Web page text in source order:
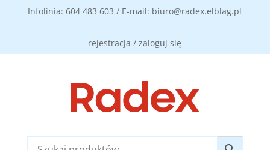
Infolinia: 604 483 603 / E-mail: biuro@radex.elblag.pl
rejestracja / zaloguj się